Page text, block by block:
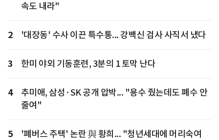
속도 내라"
2 '대장동' 수사 이끈 특수통... 강백신 검사 사직서 냈다
3 한미 야외 기동훈련, 3분의 1 토막 난다
4
추미애, 삼성·SK 공개 압박... "용수 줬는데도 폐수 안
줄여"
5 '폐버스 주택' 논란 與 황희... "청년세대에 머리숙여